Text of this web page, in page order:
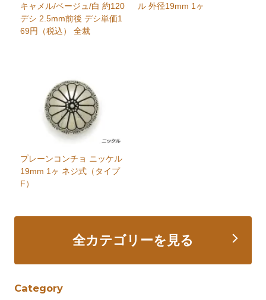
キャメル/ベージュ/白 約120
デシ 2.5mm前後 デシ単価1
69円（税込） 全裁
ル 外径19mm 1ヶ
プレーンコンチョ ニッケル
19mm 1ヶ ネジ式（タイプ
F）
全カテゴリーを見る
Category